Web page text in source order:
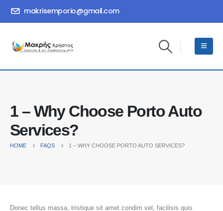
makrisemporio@gmail.com
1 – Why Choose Porto Auto
Services?
HOME FAQS 1 – WHY CHOOSE PORTO AUTO SERVICES?
Donec tellus massa, tristique sit amet condim vel, facilisis quis